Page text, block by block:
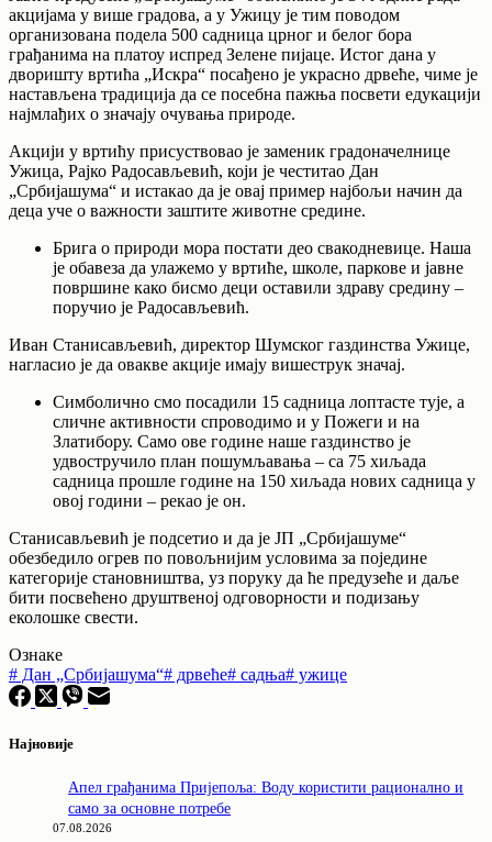
акцијама у више градова, а у Ужицу је тим поводом
организована подела 500 садница црног и белог бора
грађанима на платоу испред Зелене пијаце. Истог дана у
дворишту вртића „Искра“ посађено је украсно дрвеће, чиме је
настављена традиција да се посебна пажња посвети едукацији
најмлађих о значају очувања природе.
Акцији у вртићу присуствовао је заменик градоначелнице
Ужица, Рајко Радосављевић, који је честитао Дан
„Србијашума“ и истакао да је овај пример најбољи начин да
деца уче о важности заштите животне средине.
Брига о природи мора постати део свакодневице. Наша
је обавеза да улажемо у вртиће, школе, паркове и јавне
површине како бисмо деци оставили здраву средину –
поручио је Радосављевић.
Иван Станисављевић, директор Шумског газдинства Ужице,
нагласио је да овакве акције имају вишеструк значај.
Симболично смо посадили 15 садница лоптасте тује, а
сличне активности спроводимо и у Пожеги и на
Златибору. Само ове године наше газдинство је
удвостручило план пошумљавања – са 75 хиљада
садница прошле године на 150 хиљада нових садница у
овој години – рекао је он.
Станисављевић је подсетио и да је ЈП „Србијашуме“
обезбедило огрев по повољнијим условима за поједине
категорије становништва, уз поруку да ће предузеће и даље
бити посвећено друштвеној одговорности и подизању
еколошке свести.
Ознаке
# Дан „Србијашума“# дрвеће# садња# ужице
Најновије
Апел грађанима Пријепоља: Воду користити рационално и
само за основне потребе
07.08.2026